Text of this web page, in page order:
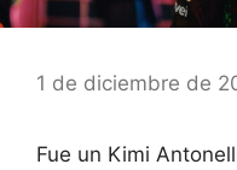
1 de diciembre de
Fue un Kimi